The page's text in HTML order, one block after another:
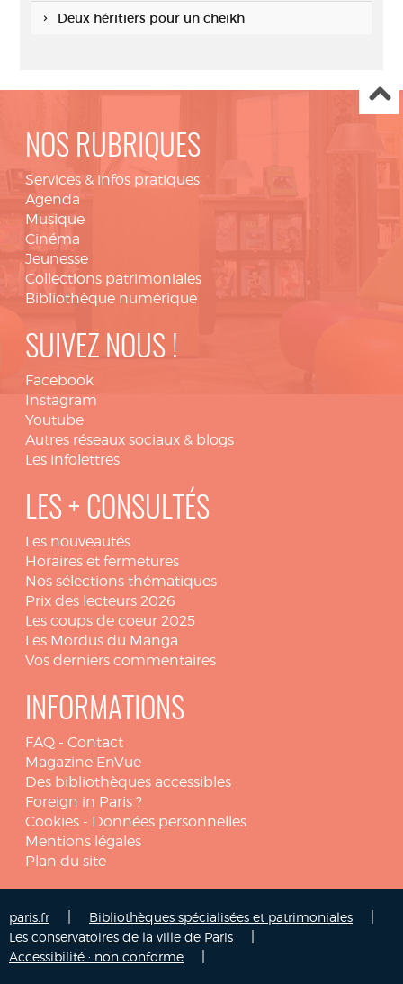
Deux héritiers pour un cheikh
NOS RUBRIQUES
Services & infos pratiques
Agenda
Musique
Cinéma
Jeunesse
Collections patrimoniales
Bibliothèque numérique
SUIVEZ NOUS !
Facebook
Instagram
Youtube
Autres réseaux sociaux & blogs
Les infolettres
LES + CONSULTÉS
Les nouveautés
Horaires et fermetures
Nos sélections thématiques
Prix des lecteurs 2026
Les coups de coeur 2025
Les Mordus du Manga
Vos derniers commentaires
INFORMATIONS
FAQ - Contact
Magazine EnVue
Des bibliothèques accessibles
Foreign in Paris ?
Cookies - Données personnelles
Mentions légales
Plan du site
paris.fr Bibliothèques spécialisées et patrimoniales
Les conservatoires de la ville de Paris
Accessibilité : non conforme